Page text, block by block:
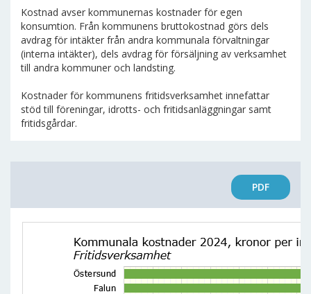
Kostnad avser kommunernas kostnader för egen
konsumtion. Från kommunens bruttokostnad görs dels
avdrag för intäkter från andra kommunala förvaltningar
(interna intäkter), dels avdrag för försäljning av verksamhet
till andra kommuner och landsting.
Kostnader för kommunens fritidsverksamhet innefattar
stöd till föreningar, idrotts- och fritidsanläggningar samt
fritidsgårdar.
PDF